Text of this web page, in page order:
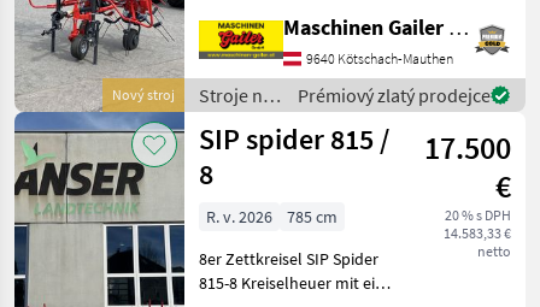
Nový stroj
nepoužitý stroj v sériovej
výbave s: * otočným
rámom kat. 1/2 * tlmiacimi
vzperami * hriadeľom s p
Maschinen Gailer GmbH
9640 Kötschach-Mauthen
Stroje na
zber
objemových
krmív /
SIP
Prémiový zlatý prodejce
SIP spider 815 /
8
17.500
€
20 % s DPH
14.583,33 €
netto
R. v. 2026
785 cm
8er Zettkreisel SIP Spider
815-8 Kreiselheuer mit einer